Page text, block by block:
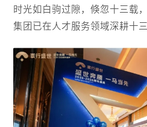
时光如白驹过隙，倏忽十三载
集团已在人才服务领域深耕十三